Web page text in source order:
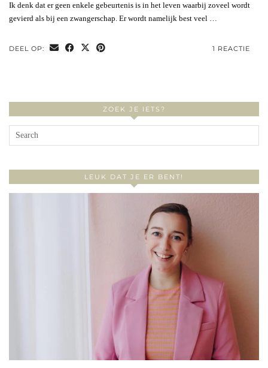
Ik denk dat er geen enkele gebeurtenis is in het leven waarbij zoveel wordt
gevierd als bij een zwangerschap. Er wordt namelijk best veel …
DEEL OP: 1 REACTIE
ZOEK JE IETS?
LEUK DAT JE ER BENT!